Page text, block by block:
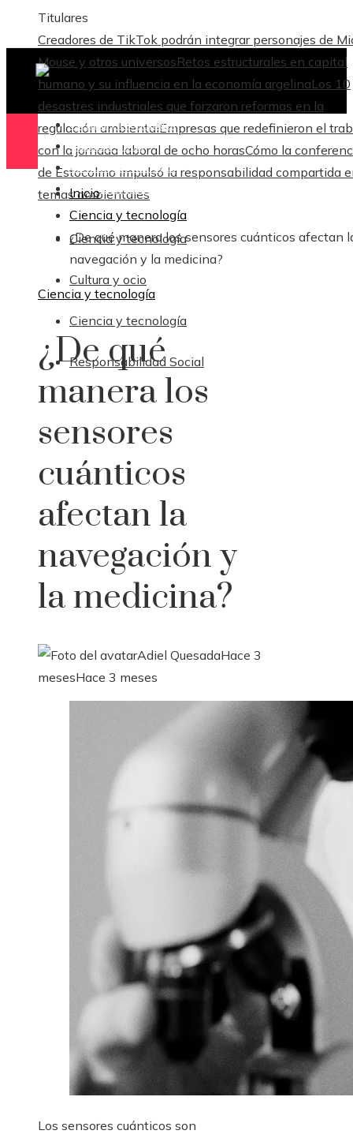
Titulares
Creadores de TikTok podrán integrar personajes de
Mouse y otros universosRetos estructurales en capital
humano y su influencia en la economía argelinaLos 10
desastres industriales que forzaron reformas en la
regulación ambientalEmpresas que redefinieron el
con la jornada laboral de ocho horasCómo la
de Estocolmo impulsó la responsabilidad compartida
temas ambientales
Ciencia y tecnología
Cultura y ocio
Ciencia y tecnología
Responsabilidad Social
Ciencia y tecnología
Cultura y ocio
Ciencia y tecnología
Responsabilidad Social
Inicio
Ciencia y tecnología
¿De qué manera los sensores cuánticos afectan
navegación y la medicina?
Ciencia y tecnología
¿De qué
manera los
sensores
cuánticos
afectan la
navegación y
la medicina?
Adiel QuesadaHace 3
mesesHace 3 meses
Los sensores cuánticos son